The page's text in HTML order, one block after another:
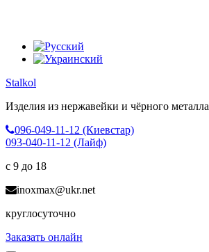
Stalkol
Изделия из нержавейки и чёрного металла
096-049-11-12 (Киевстар)
093-040-11-12 (Лайф)
с 9 до 18
inoxmax@ukr.net
круглосуточно
Заказать онлайн